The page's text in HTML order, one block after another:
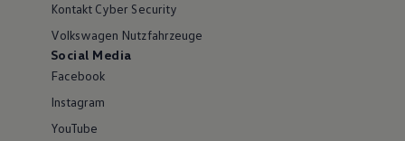
Kontakt Cyber Security
Volkswagen Nutzfahrzeuge
Social Media
Facebook
Instagram
YouTube